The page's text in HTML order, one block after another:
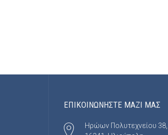
ΕΠΙΚΟΙΝΩΝΗΣΤΕ ΜΑΖΙ ΜΑΣ
Ηρώων Πολυτεχνείου 38,